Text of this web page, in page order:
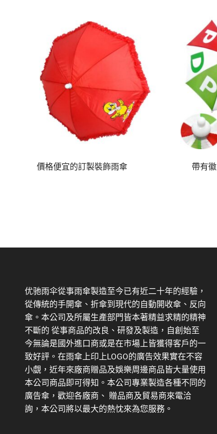
價格便宜的訂製裝飾雨傘 帶有
优驰雨伞從事雨傘製造至今已有近二十年的經驗，
從傳統的手開傘、折傘到現代的自動開收傘、反向
傘。本公司及所屬生產部門皆本著精益求精的精神
不斷的 從事商品的改良、研發及製造，自創始至
今無論是國外進口商或是在市場上皆獲得客戶的一
致好評。在雨傘上印上LOGO的廣告效果實在不容
小覷，近年來廠商贈品及娛樂周邊商品皆大量使用
本公司商品即可得知。本公司專業製造各種不同的
廣告傘，歡迎各廠商、 贈品商及貿易商來電洽
詢，本公司將以最大的熱忱來為您服務。